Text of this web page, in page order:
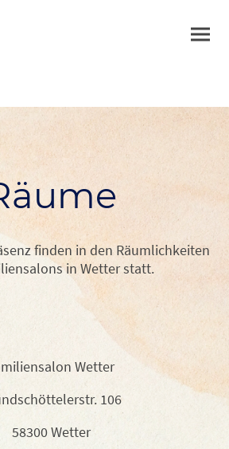
finden in den Räumlichkeiten
in Wetter statt.
Wetter
106
58300 Wetter